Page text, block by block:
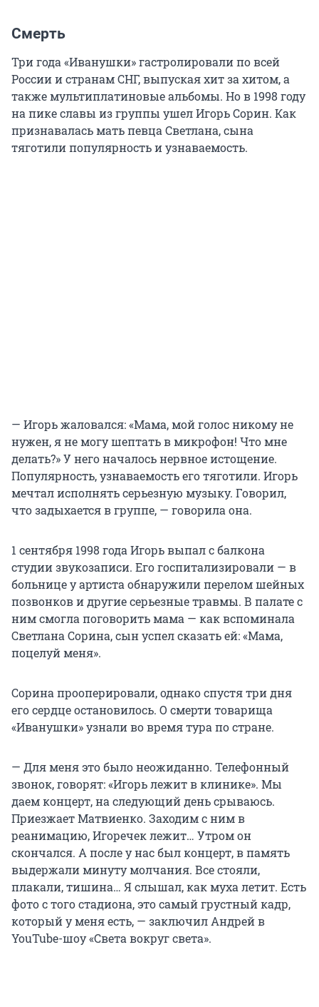
Смерть
Три года «Иванушки» гастролировали по всей
России и странам СНГ, выпуская хит за хитом, а
также мультиплатиновые альбомы. Но в 1998 году
на пике славы из группы ушел Игорь Сорин. Как
признавалась мать певца Светлана, сына
тяготили популярность и узнаваемость.
— Игорь жаловался: «Мама, мой голос никому не
нужен, я не могу шептать в микрофон! Что мне
делать?» У него началось нервное истощение.
Популярность, узнаваемость его тяготили. Игорь
мечтал исполнять серьезную музыку. Говорил,
что задыхается в группе, — говорила она.
1 сентября 1998 года Игорь выпал с балкона
студии звукозаписи. Его госпитализировали — в
больнице у артиста обнаружили перелом шейных
позвонков и другие серьезные травмы. В палате с
ним смогла поговорить мама — как вспоминала
Светлана Сорина, сын успел сказать ей: «Мама,
поцелуй меня».
Сорина прооперировали, однако спустя три дня
его сердце остановилось. О смерти товарища
«Иванушки» узнали во время тура по стране.
— Для меня это было неожиданно. Телефонный
звонок, говорят: «Игорь лежит в клинике». Мы
даем концерт, на следующий день срываюсь.
Приезжает Матвиенко. Заходим с ним в
реанимацию, Игоречек лежит… Утром он
скончался. А после у нас был концерт, в память
выдержали минуту молчания. Все стояли,
плакали, тишина… Я слышал, как муха летит. Есть
фото с того стадиона, это самый грустный кадр,
который у меня есть, — заключил Андрей в
YouTube-шоу «Света вокруг света».